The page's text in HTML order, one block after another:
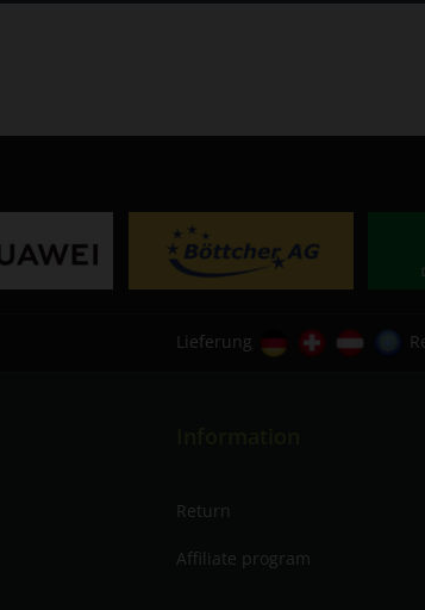
Lieferung
Return
Affiliate program